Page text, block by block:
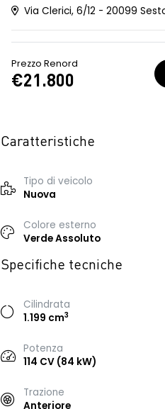
Via Clerici, 6/12 - 20099
Prezzo Renord
€21.800
Caratteristiche
Tipo di veicolo
Nuova
Colore esterno
Verde Assoluto
Specifiche tecniche
Cilindrata
1.199 cm3
Potenza
114 CV (84 kW)
Trazione
Anteriore